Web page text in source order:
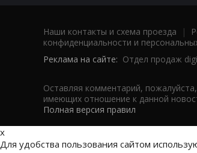
Наши контакты и схема проезда |
конфиденциальности и
Реклама на сайте: Отдел продаж
Оставляя комментарий,
имеющих отношение к данной
Полная версия правил
x
Для удобства пользования сайтом